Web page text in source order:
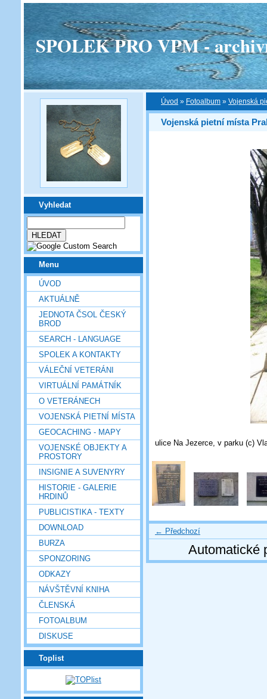
SPOLEK PRO VPM -
Vyhledat
Menu
ÚVOD
AKTUÁLNĚ
JEDNOTA ČSOL ČESKÝ
BROD
SEARCH - LANGUAGE
SPOLEK A KONTAKTY
VÁLEČNÍ VETERÁNI
VIRTUÁLNÍ PAMÁTNÍK
O VETERÁNECH
VOJENSKÁ PIETNÍ MÍSTA
GEOCACHING - MAPY
VOJENSKÉ OBJEKTY A
PROSTORY
INSIGNIE A SUVENYRY
HISTORIE - GALERIE
HRDINŮ
PUBLICISTIKA - TEXTY
DOWNLOAD
BURZA
SPONZORING
ODKAZY
NÁVŠTĚVNÍ KNIHA
ČLENSKÁ
FOTOALBUM
DISKUSE
Toplist
Úvod » Fotoalbum » Vojenská
Vojenská pietní místa
ulice Na Jezerce, v parku (c)
← Předchozí
Automatické